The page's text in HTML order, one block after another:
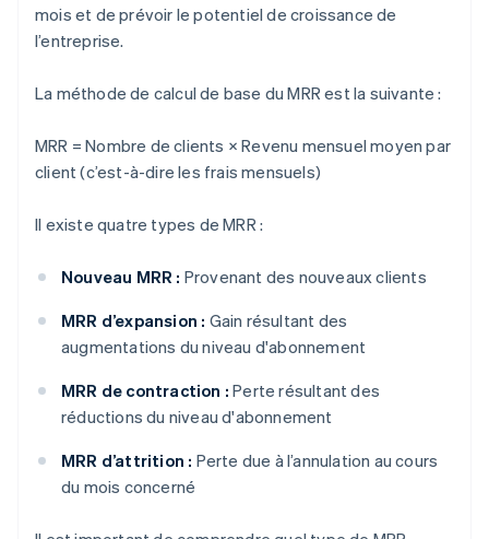
mois et de prévoir le potentiel de croissance de
l’entreprise.
La méthode de calcul de base du MRR est la suivante :
MRR = Nombre de clients × Revenu mensuel moyen par
client (c’est-à-dire les frais mensuels)
Il existe quatre types de MRR :
Nouveau MRR : Provenant des nouveaux clients
MRR d’expansion : Gain résultant des
augmentations du niveau d'abonnement
MRR de contraction : Perte résultant des
réductions du niveau d'abonnement
MRR d’attrition : Perte due à l’annulation au cours
du mois concerné